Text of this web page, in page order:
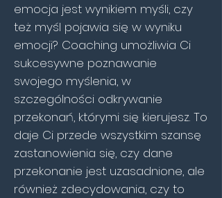
emocja jest wynikiem myśli, czy
też myśl pojawia się w wyniku
emocji? Coaching umożliwia Ci
sukcesywne poznawanie
swojego myślenia, w
szczególności odkrywanie
przekonań, którymi się kierujesz. To
daje Ci przede wszystkim szansę
zastanowienia się, czy dane
przekonanie jest uzasadnione, ale
również zdecydowania, czy to